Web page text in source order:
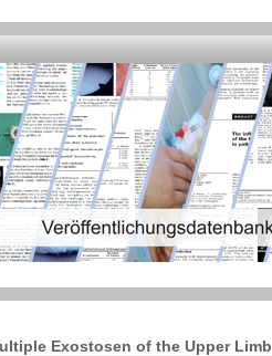
Exostosen of the Upper Limb